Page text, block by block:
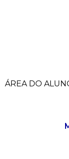
ÁREA DO